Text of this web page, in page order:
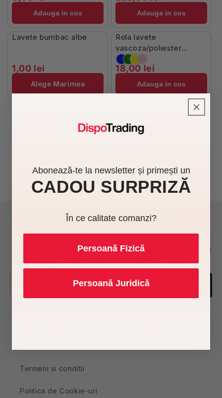
Adauga in cos Adauga in cos
Lavete bumbac albe
1,00 lei
Alege Marimea
Rola lavete
vascoza/poliester
40g/mp 39x32cm verzi
25buc Fala
18,00 lei
Adauga in cos
3 …
Fii la curent cu cele mai noi produse si reduceri + un discount
Termeni si conditii
Politica de Cookie-uri
Abonează-te la newsletter și primești un
CADOU SURPRIZĂ
În ce calitate comanzi?
Persoană Fizică
Persoană Juridică